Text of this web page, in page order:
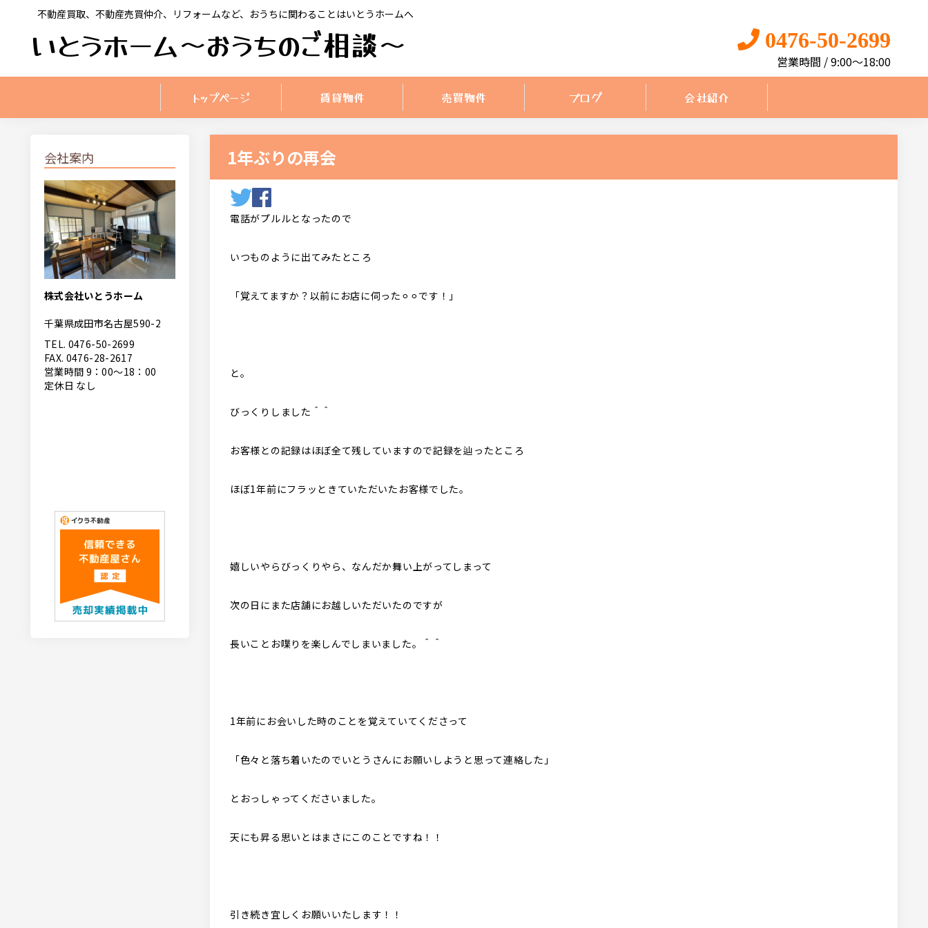
不動産買取、不動産売買仲介、リフォームなど、おうちに関わることはいとうホームへ
いとうホーム〜おうちのご相談〜 0476-50-2699
営業時間 / 9:00〜18:00
トップページ 賃貸物件 売買物件 ブログ 会社紹介
会社案内
株式会社いとうホーム
千葉県成田市名古屋590-2
TEL. 0476-50-2699
FAX. 0476-28-2617
営業時間 9：00〜18：00
定休日 なし
1年ぶりの再会
電話がプルルとなったので
いつものように出てみたところ
「覚えてますか？以前にお店に伺った⚪︎⚪︎です！」
と。
びっくりしました＾＾
お客様との記録はほぼ全て残していますので記録を辿ったところ
ほぼ1年前にフラッときていただいたお客様でした。
嬉しいやらびっくりやら、なんだか舞い上がってしまって
次の日にまた店舗にお越しいただいたのですが
長いことお喋りを楽しんでしまいました。＾＾
1年前にお会いした時のことを覚えていてくださって
「色々と落ち着いたのでいとうさんにお願いしようと思って連絡した」
とおっしゃってくださいました。
天にも昇る思いとはまさにこのことですね！！
引き続き宜しくお願いいたします！！